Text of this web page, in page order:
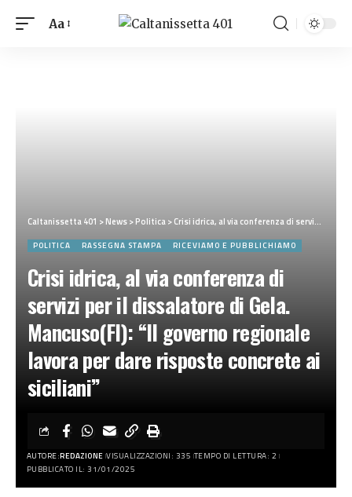
Aa
Caltanissetta 401 >News>Politica>Crisi idrica, al via conferenza di servizi per il dissalatore di Gela. Mancuso(FI): “Il governo regionale lavora per dare risposte concrete ai siciliani”
POLITICA RASSEGNA STAMPA RICEVIAMO E PUBBLICHIAMO
Crisi idrica, al via conferenza di
servizi per il dissalatore di Gela.
Mancuso(FI): “Il governo regionale
lavora per dare risposte concrete ai
siciliani”
AUTORE:REDAZIONE VISUALIZZAZIONI: 335 TEMPO DI LETTURA: 2
PUBBLICATO IL: 31/01/2025